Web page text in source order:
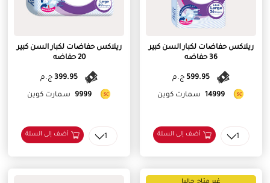
ريلاكس حفاضات لكبار السن كبير
36 حفاضه
599.95 ج.م
14999 سمارت كوين
1 أضف إلى السلة
ريلاكس حفاضات لكبار السن كبير
20 حفاضه
399.95 ج.م
9999 سمارت كوين
1 أضف إلى السلة